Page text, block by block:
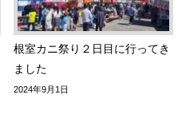
根室カニ祭り２日目に行ってき
ました
2024年9月1日